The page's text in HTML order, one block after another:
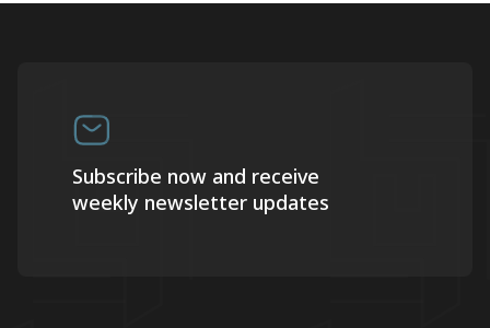
Subscribe now and receive
weekly newsletter updates